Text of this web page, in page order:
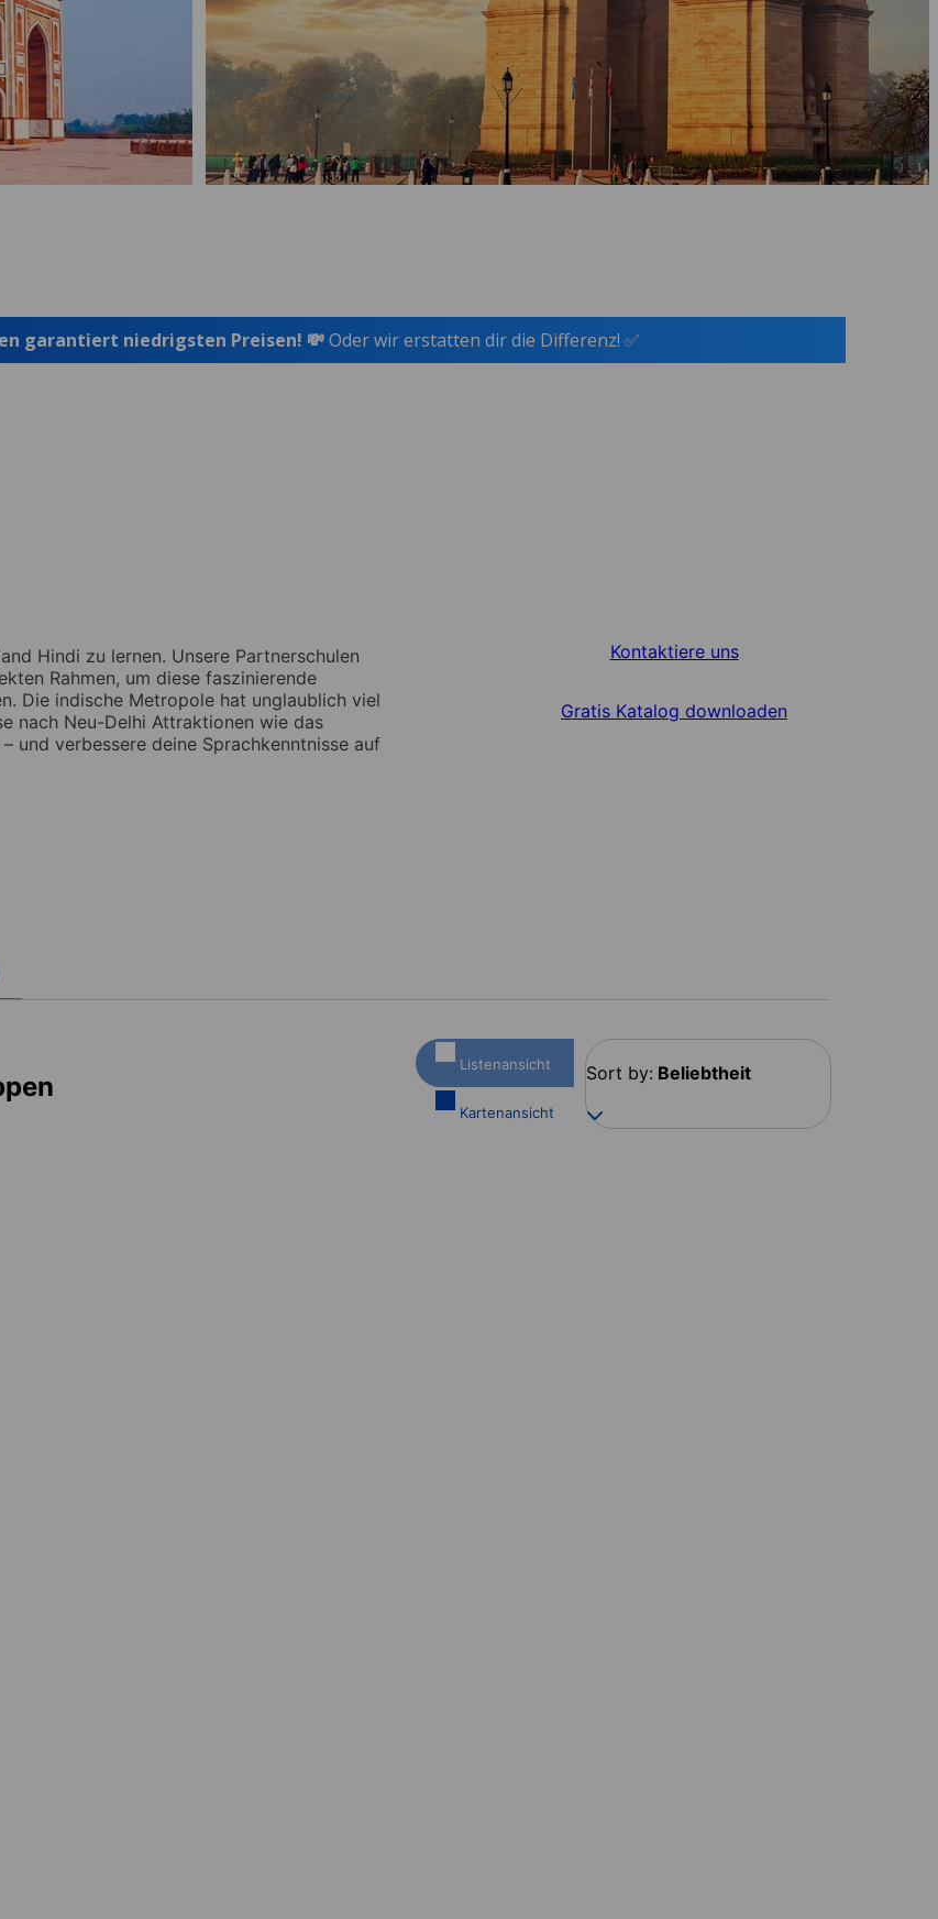
garantiert niedrigsten Preisen! 💸Oder wir erstatten dir die Differenz! ✅
Hindi zu lernen. Unsere Partnerschulen
Rahmen, um diese faszinierende
Die indische Metropole hat unglaublich viel
nach Neu-Delhi Attraktionen wie das
und verbessere deine Sprachkenntnisse auf
Kontaktiere uns
Gratis Katalog downloaden
Listenansicht
Kartenansicht
Sort by: Beliebtheit